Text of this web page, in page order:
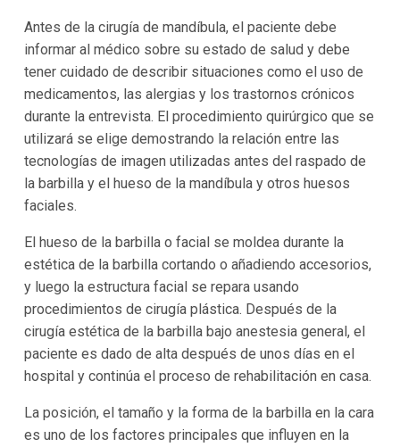
Antes de la cirugía de mandíbula, el paciente debe
informar al médico sobre su estado de salud y debe
tener cuidado de describir situaciones como el uso de
medicamentos, las alergias y los trastornos crónicos
durante la entrevista. El procedimiento quirúrgico que se
utilizará se elige demostrando la relación entre las
tecnologías de imagen utilizadas antes del raspado de
la barbilla y el hueso de la mandíbula y otros huesos
faciales.
El hueso de la barbilla o facial se moldea durante la
estética de la barbilla cortando o añadiendo accesorios,
y luego la estructura facial se repara usando
procedimientos de cirugía plástica. Después de la
cirugía estética de la barbilla bajo anestesia general, el
paciente es dado de alta después de unos días en el
hospital y continúa el proceso de rehabilitación en casa.
La posición, el tamaño y la forma de la barbilla en la cara
es uno de los factores principales que influyen en la